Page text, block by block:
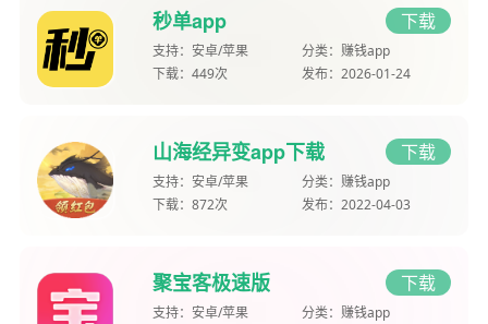
秒单app 下载
支持： 安卓/苹果 分类： 赚钱app
下载： 449次 发布： 2026-01-24
山海经异变app下载 下载
支持： 安卓/苹果 分类： 赚钱app
下载： 872次 发布： 2022-04-03
聚宝客极速版 下载
支持： 安卓/苹果 分类： 赚钱app